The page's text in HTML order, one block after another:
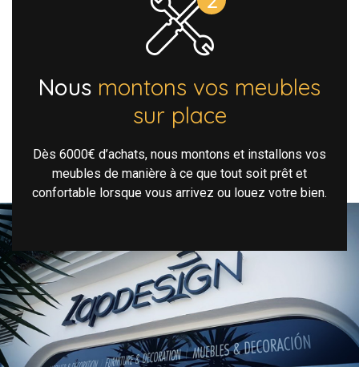
Nous montons vos meubles
sur place
Dès 6000€ d’achats, nous montons et installons vos
meubles de manière à ce que tout soit prêt et
confortable lorsque vous arrivez ou louez votre bien.